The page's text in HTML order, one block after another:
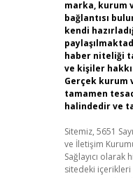
marka, kurum
bağlantısı
kendi
haber niteliği
ve kişiler
Gerçek kurum
tamamen
halindedir ve
Sitemiz, 5651
ve İletişim
Sağlayıcı
sitedeki